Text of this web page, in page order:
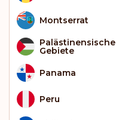
Montserrat
Palästinensische
Gebiete
Panama
Peru